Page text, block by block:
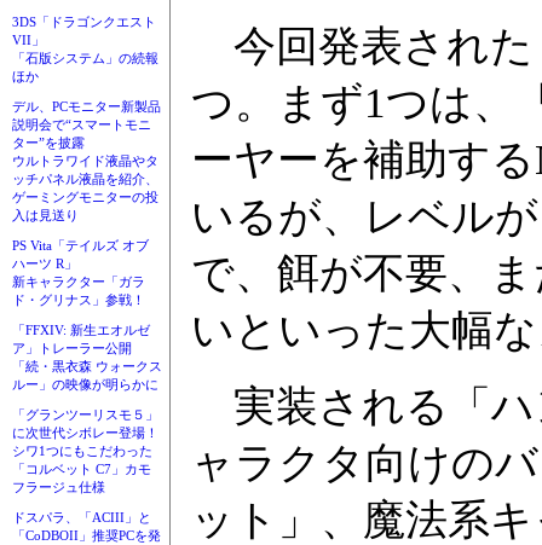
3DS「ドラゴンクエスト
VII」
「石版システム」の続報
ほか
デル、PCモニター新製品
説明会で“スマートモニ
ター”を披露
ウルトラワイド液晶やタ
ッチパネル液晶を紹介、
ゲーミングモニターの投
入は見送り
PS Vita「テイルズ オブ
ハーツ R」
新キャラクター「ガラ
ド・グリナス」参戦！
「FFXIV: 新生エオルゼ
ア」トレーラー公開
「続・黒衣森 ウォークス
ルー」の映像が明らかに
「グランツーリスモ５」
に次世代シボレー登場！
シワ1つにもこだわった
「コルベット C7」カモ
フラージュ仕様
ドスパラ、「ACIII」と
「CoDBOII」推奨PCを発
今回発表された
つ。まず1つは、
ーヤーを補助す
いるが、レベル
で、餌が不要、
いといった大幅
実装される「ハ
ャラクタ向けの
ット」、魔法系